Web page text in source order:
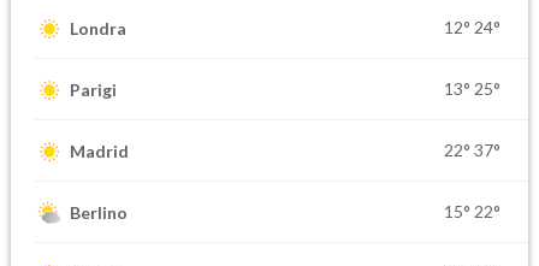
Londra 12° 24°
Parigi 13° 25°
Madrid 22° 37°
Berlino 15° 22°